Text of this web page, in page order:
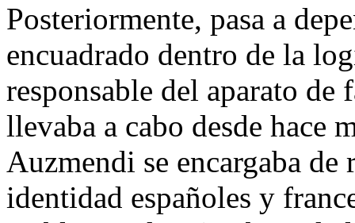
Posteriormente, pasa a
encuadrado dentro de la
responsable del aparato
llevaba a cabo desde hace
Auzmendi se encargaba
identidad españoles y